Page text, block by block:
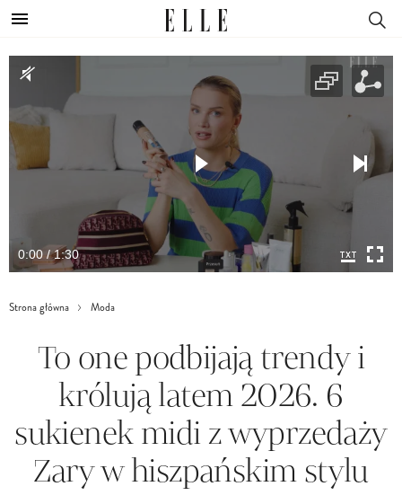
0:00 / 1:30
Strona główna Moda
To one podbijają trendy i
królują latem 2026. 6
sukienek midi z wyprzedaży
Zary w hiszpańskim stylu